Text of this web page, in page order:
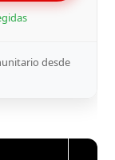
desde